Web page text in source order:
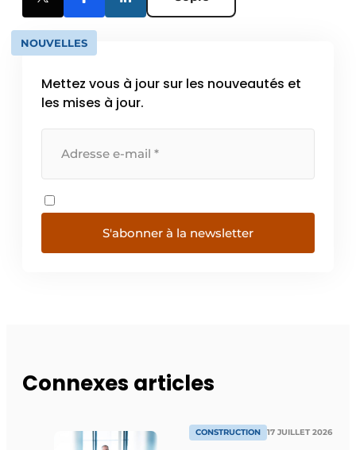
NOUVELLES
Mettez vous à jour sur les nouveautés et
les mises à jour.
S'abonner à la newsletter
Connexes articles
CONSTRUCTION 17 JUILLET 2026